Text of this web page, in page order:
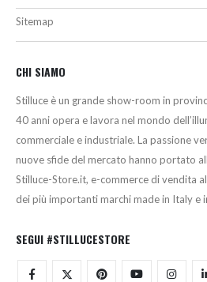
Sitemap
CHI SIAMO
Stilluce è un grande show-room in
40 anni opera e lavora nel mondo
commerciale e industriale. La passione
nuove sfide del mercato hanno portato
Stilluce-Store.it, e-commerce di vendita
dei più importanti marchi made in Italy e
SEGUI #STILLUCESTORE